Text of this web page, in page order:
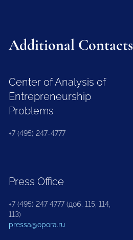
Additional Contacts
Center of Analysis of
Entrepreneurship
Problems
+7 (495) 247-4777
Press Office
+7 (495) 247 4777 (доб. 115, 114,
113)
pressa@opora.ru